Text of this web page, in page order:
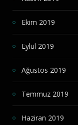
Ekim 2019
Eylül 2019
Ağustos 2019
Temmuz 2019
Haziran 2019